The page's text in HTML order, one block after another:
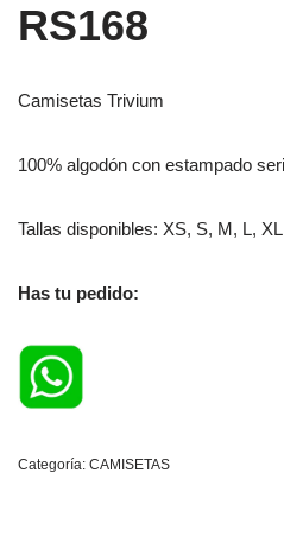
RS168
Camisetas Trivium
100% algodón con estampado
Tallas disponibles: XS, S, M, L,
Has tu pedido:
Categoría: CAMISETAS